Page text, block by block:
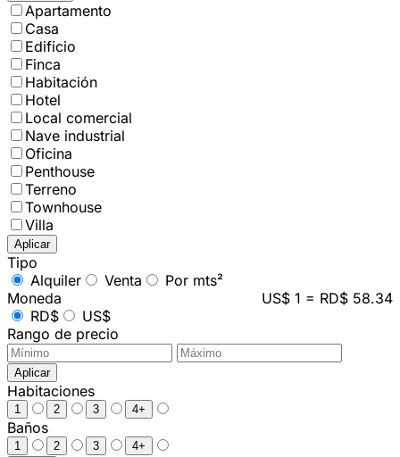
Apartamento
Casa
Edificio
Finca
Habitación
Hotel
Local comercial
Nave industrial
Oficina
Penthouse
Terreno
Townhouse
Villa
Aplicar
Tipo
Alquiler
Venta
Por mts²
Moneda
US$ 1 = RD$ 58.34
RD$
US$
Rango de precio
Aplicar
Habitaciones
1 2 3 4+
Baños
1 2 3
4+